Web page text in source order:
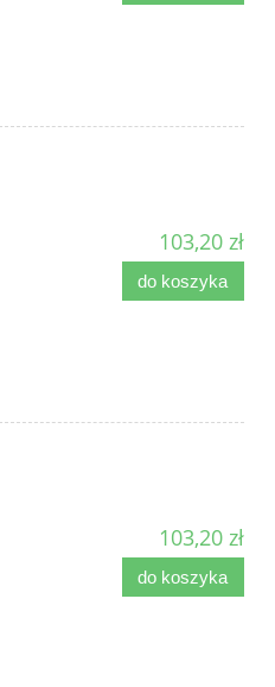
103,20 zł
do koszyka
103,20 zł
do koszyka